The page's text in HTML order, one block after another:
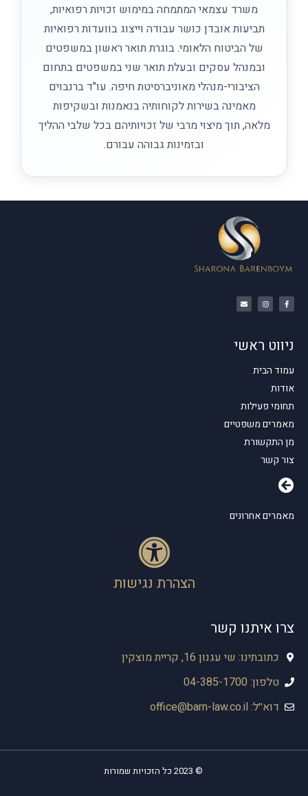
משרד עצמאי המתמחה במימוש זכויות רפואיות,
תביעות אובדן כושר עבודה וייצוג בוועדות רפואיות
של הביטוח הלאומי. בוגרת תואר ראשון במשפטים
ובמנהל עסקים ובעלת תואר שני במשפטים בתחום
הציבורי-מנהלי מאוניברסיטת חיפה. עו"ד ברנבוים
מאמינה בשירות לקוחותיה בנאמנות ובשקיפות
מלאה, תוך מיצוי מרבי של זכויותיהם בכל שלבי ההליך
ובזמינות גבוהה עבורם.
ניווט ראשי
עמוד הבית
אודות
תחומי פעילות
מאמרים משפטיים
מן התקשורת
צור קשר
מאמרים אחרונים
הצהרת נגישות
צרו איתנו קשר
כתובתינו: שי עגנון 16, קריית מוצקין
טלפון: 04-385-1700
דוא׳׳ל: office@barn-law.co.il
© 2023 כל הזכויות שמורות